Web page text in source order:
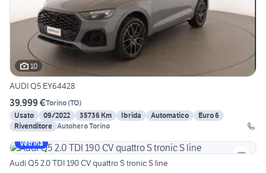
10
AUDI Q5 EY64428
39.999 €Torino(TO)
Usato
09/2022 35736 Km Ibrida Automatico
Euro 6
Rivenditore Autohero Torino
Vetrina
Audi Q5 2.0 TDI 190 CV quattro S tronic S line